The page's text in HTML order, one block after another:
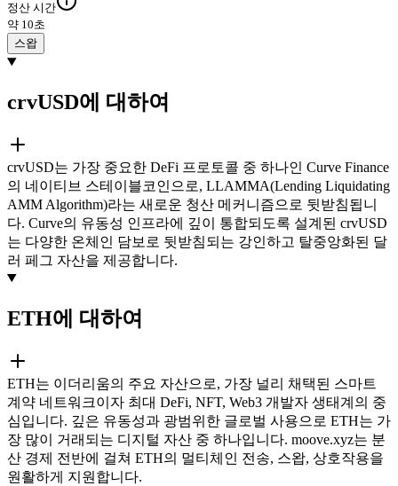
정산 시간
약 10초
스왑
crvUSD에 대하여
crvUSD는 가장 중요한 DeFi 프로토콜 중 하나인 Curve Finance
의 네이티브 스테이블코인으로, LLAMMA(Lending Liquidating
AMM Algorithm)라는 새로운 청산 메커니즘으로 뒷받침됩니
다. Curve의 유동성 인프라에 깊이 통합되도록 설계된 crvUSD
는 다양한 온체인 담보로 뒷받침되는 강인하고 탈중앙화된 달
러 페그 자산을 제공합니다.
ETH에 대하여
ETH는 이더리움의 주요 자산으로, 가장 널리 채택된 스마트
계약 네트워크이자 최대 DeFi, NFT, Web3 개발자 생태계의 중
심입니다. 깊은 유동성과 광범위한 글로벌 사용으로 ETH는 가
장 많이 거래되는 디지털 자산 중 하나입니다. moove.xyz는 분
산 경제 전반에 걸쳐 ETH의 멀티체인 전송, 스왑, 상호작용을
원활하게 지원합니다.